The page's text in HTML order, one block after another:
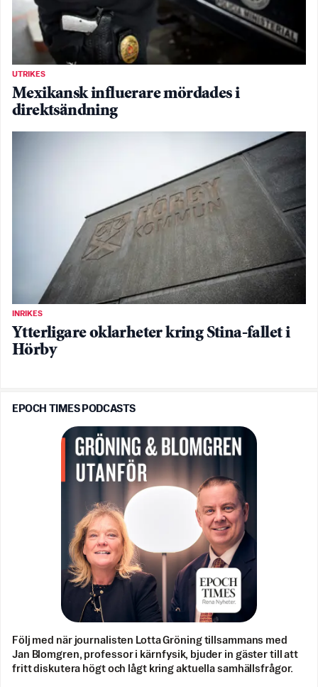
UTRIKES
Mexikansk influerare mördades i
direktsändning
INRIKES
Ytterligare oklarheter kring Stina-fallet i
Hörby
EPOCH TIMES PODCASTS
Följ med när journalisten Lotta Gröning tillsammans med
Jan Blomgren, professor i kärnfysik, bjuder in gäster till att
fritt diskutera högt och lågt kring aktuella samhällsfrågor.